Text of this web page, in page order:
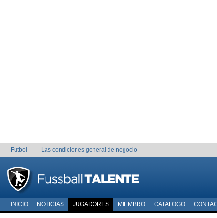
Futbol Las condiciones general de negocio
INICIO NOTICIAS JUGADORES MIEMBRO CATALOGO